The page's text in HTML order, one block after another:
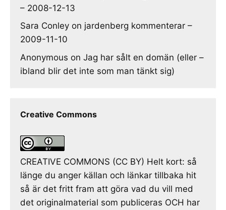
– 2008-12-13
Sara Conley on jardenberg kommenterar –
2009-11-10
Anonymous on Jag har sålt en domän (eller –
ibland blir det inte som man tänkt sig)
Creative Commons
CREATIVE COMMONS (CC BY) Helt kort: så
länge du anger källan och länkar tillbaka hit
så är det fritt fram att göra vad du vill med
det originalmaterial som publiceras OCH har